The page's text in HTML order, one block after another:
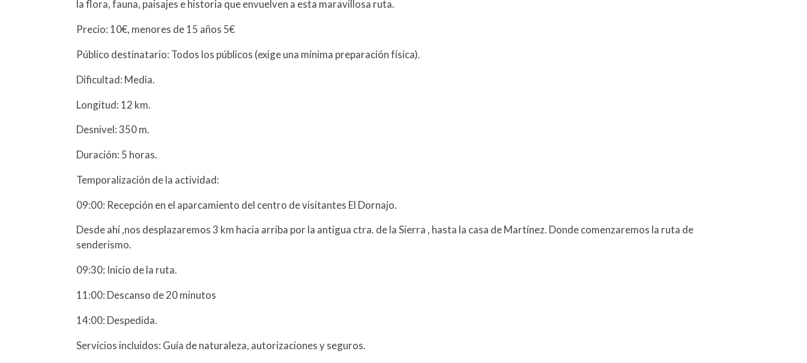
la flora, fauna, paisajes e historia que envuelven a esta maravillosa ruta.
Precio: 10€, menores de 15 años 5€
Público destinatario: Todos los públicos (exige una mínima preparación física).
Dificultad: Media.
Longitud: 12 km.
Desnivel: 350 m.
Duración: 5 horas.
Temporalización de la actividad:
09:00: Recepción en el aparcamiento del centro de visitantes El Dornajo.
Desde ahí ,nos desplazaremos 3 km hacia arriba por la antigua ctra. de la Sierra , hasta la casa de Martínez. Donde comenzaremos la ruta de
senderismo.
09:30: Inicio de la ruta.
11:00: Descanso de 20 minutos
14:00: Despedida.
Servicios incluidos: Guía de naturaleza, autorizaciones y seguros.